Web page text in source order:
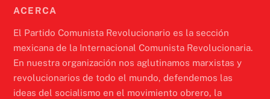
ACERCA
El Partido Comunista Revolucionario es la sección
mexicana de la Internacional Comunista Revolucionaria.
En nuestra organización nos aglutinamos marxistas y
revolucionarios de todo el mundo, defendemos las
ideas del socialismo en el movimiento obrero, la